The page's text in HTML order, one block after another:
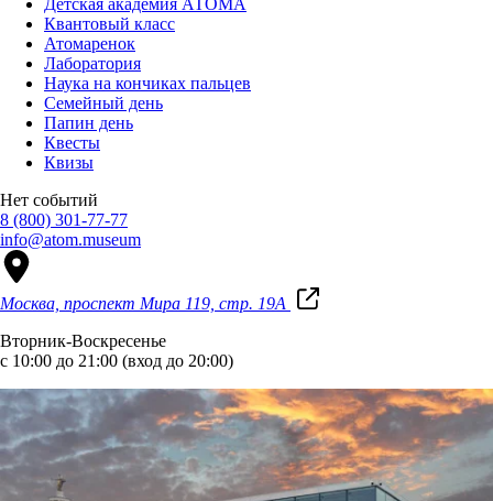
Квантовый класс
Атомаренок
Лаборатория
Наука на кончиках пальцев
Семейный день
Папин день
Квесты
Квизы
Нет событий
8 (800) 301-77-77
info@atom.museum
Москва, проспект Мира 119, стр. 19А
Вторник-Воскресенье
с 10:00 до 21:00 (вход до 20:00)